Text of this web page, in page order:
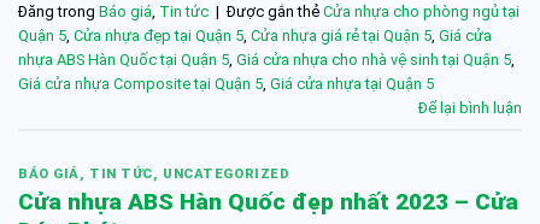
Đăng trong Báo giá Tin tức | Được gắn thẻ Cửa nhựa cho phòng ngủ tại
Quận 5 Cửa nhựa đẹp tại Quận 5 Cửa nhựa giá rẻ tại Quận 5 Giá cửa
nhựa ABS Hàn Quốc tại Quận 5 Giá cửa nhựa cho nhà vệ sinh tại Quận 5
Giá cửa nhựa Composite tại Quận 5 Giá cửa nhựa tại Quận 5
Để lại bình luận
BÁO GIÁ, TIN TỨC, UNCATEGORIZED
Cửa nhựa ABS Hàn Quốc đẹp nhất 2023 – Cửa